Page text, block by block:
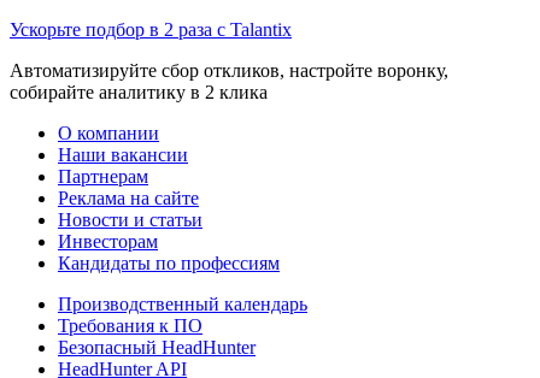
Ускорьте подбор в 2 раза с Talantix
Автоматизируйте сбор откликов, настройте воронку,
собирайте аналитику в 2 клика
О компании
Наши вакансии
Партнерам
Реклама на сайте
Новости и статьи
Инвесторам
Кандидаты по профессиям
Производственный календарь
Требования к ПО
Безопасный HeadHunter
HeadHunter API